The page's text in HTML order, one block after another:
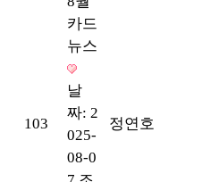
103
카드
뉴스
날
짜: 2
025-
08-0
정연호